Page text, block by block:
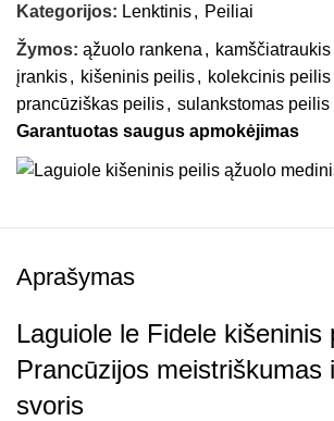
Kategorijos: Lenktinis, Peiliai
Žymos: ąžuolo rankena , kamščiatraukis
įrankis, kišeninis peilis, kolekcinis peilis
prancūziškas peilis, sulankstomas peilis
Garantuotas saugus apmokėjimas
Aprašymas
Laguiole le Fidele kišeninis
Prancūzijos meistriškumas
svoris